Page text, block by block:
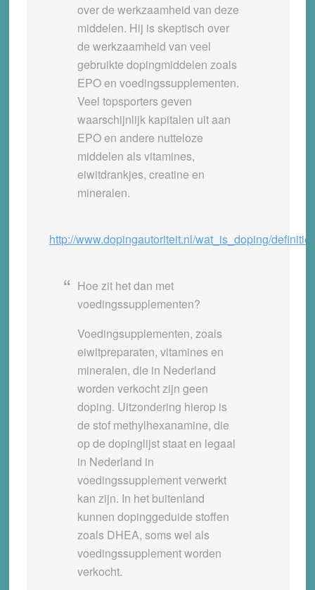
over de werkzaamheid van deze
middelen. Hij is skeptisch over
de werkzaamheid van veel
gebruikte dopingmiddelen zoals
EPO en voedingssupplementen.
Veel topsporters geven
waarschijnlijk kapitalen uit aan
EPO en andere nutteloze
middelen als vitamines,
eiwitdrankjes, creatine en
mineralen.
http://www.dopingautoriteit.nl/wat_is_doping/
Hoe zit het dan met
voedingssupplementen?
Voedingsupplementen, zoals
eiwitpreparaten, vitamines en
mineralen, die in Nederland
worden verkocht zijn geen
doping. Uitzondering hierop is
de stof methylhexanamine, die
op de dopinglijst staat en legaal
in Nederland in
voedingssupplement verwerkt
kan zijn. In het buitenland
kunnen dopinggeduide stoffen
zoals DHEA, soms wel als
voedingssupplement worden
verkocht.